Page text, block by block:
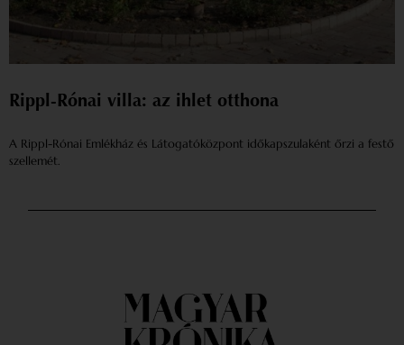
Rippl-Rónai villa: az ihlet otthona
A Rippl-Rónai Emlékház és Látogatóközpont időkapszulaként őrzi a festő
szellemét.